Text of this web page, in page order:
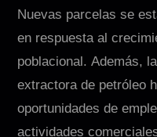
Nuevas parcelas se
en respuesta al
poblacional. Además,
extractora de petróleo
oportunidades de
actividades